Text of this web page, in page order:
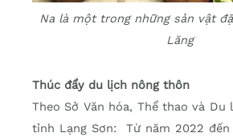
Na là một trong những sản vật
Lăng
Thúc đẩy du lịch nông thôn
Theo Sở Văn hóa, Thể thao và Du
tỉnh Lạng Sơn: Từ năm 2022 đến